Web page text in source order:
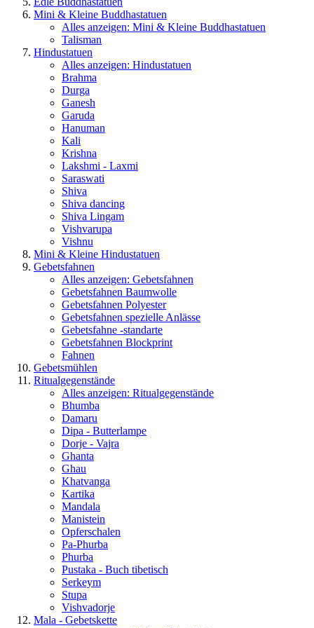
Mini & Kleine Buddhastatuen
Alles anzeigen: Mini & Kleine Buddhastatuen
Talisman
Hindustatuen
Alles anzeigen: Hindustatuen
Brahma
Durga
Ganesh
Garuda
Hanuman
Kali
Krishna
Lakshmi - Laxmi
Saraswati
Shiva
Shiva dancing
Shiva Lingam
Vishvarupa
Vishnu
Mini & Kleine Hindustatuen
Gebetsfahnen
Alles anzeigen: Gebetsfahnen
Gebetsfahnen Baumwolle
Gebetsfahnen Polyester
Gebetsfahnen spezielle Anlässe
Gebetsfahne -standarte
Gebetsfahnen Blockprint
Fahnen
Gebetsmühlen
Ritualgegenstände
Alles anzeigen: Ritualgegenstände
Bhumba
Damaru
Dipa - Butterlampe
Dorje - Vajra
Ghanta
Ghau
Khatvanga
Kartika
Mandala
Manistein
Opferschalen
Pa-Phurba
Phurba
Pustaka - Buch tibetisch
Serkeym
Stupa
Vishvadorje
Mala - Gebetskette